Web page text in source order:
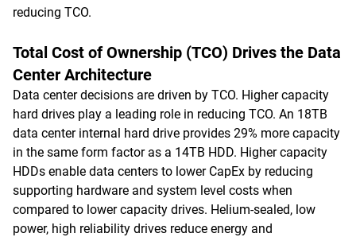
reducing TCO.
Total Cost of Ownership (TCO) Drives the Data
Center Architecture
Data center decisions are driven by TCO. Higher capacity
hard drives play a leading role in reducing TCO. An 18TB
data center internal hard drive provides 29% more capacity
in the same form factor as a 14TB HDD. Higher capacity
HDDs enable data centers to lower CapEx by reducing
supporting hardware and system level costs when
compared to lower capacity drives. Helium-sealed, low
power, high reliability drives reduce energy and